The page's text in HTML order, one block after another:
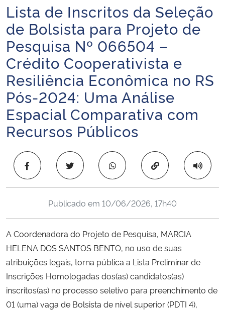
Ministério da Educação
Ministério da Cidadania
Ministério da Saúde
Ministério de Minas e Energia
Ministério da Ciência, Tecnologia, Inovações e Comunicações
Ministério do Meio Ambiente
Ministério do Turismo
Ministério do Desenvolvimento Regional
Controladoria-Geral da União
Início do conteúdo
Lista de Inscritos da Seleção
de Bolsista para Projeto de
Pesquisa Nº 066504 –
Crédito Cooperativista e
Resiliência Econômica no RS
Pós-2024: Uma Análise
Espacial Comparativa com
Recursos Públicos
Copiar para área
Publicado em 10/06/2026, 17h40
A Coordenadora do Projeto de Pesquisa, MARCIA
HELENA DOS SANTOS BENTO, no uso de suas
atribuições legais, torna pública a Lista Preliminar de
Inscrições Homologadas dos(as) candidatos(as)
inscritos(as) no processo seletivo para preenchimento de
01 (uma) vaga de Bolsista de nível superior (PDTI 4),